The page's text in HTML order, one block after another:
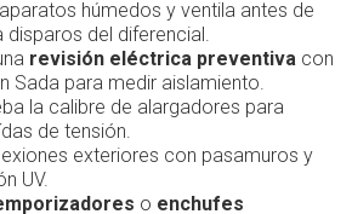
húmedos y ventila antes de
disparos del diferencial.
revisión eléctrica preventiva con
Sada para medir aislamiento.
la calibre de alargadores para
de tensión.
exteriores con pasamuros y
UV.
o enchufes